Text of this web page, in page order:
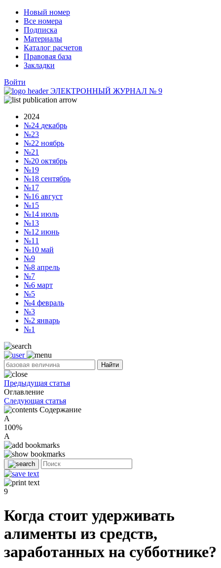
Новый номер
Все номера
Подписка
Материалы
Каталог расчетов
Правовая база
Закладки
Войти
ЭЛЕКТРОННЫЙ ЖУРНАЛ № 9
2024
№24 декабрь
№23
№22 ноябрь
№21
№20 октябрь
№19
№18 сентябрь
№17
№16 август
№15
№14 июль
№13
№12 июнь
№11
№10 май
№9
№8 апрель
№7
№6 март
№5
№4 февраль
№3
№2 январь
№1
Найти
Предыдущая статья
Оглавление
Следующая статья
Содержание
A
100%
A
9
Когда стоит удерживать
алименты из средств,
заработанных на субботнике?